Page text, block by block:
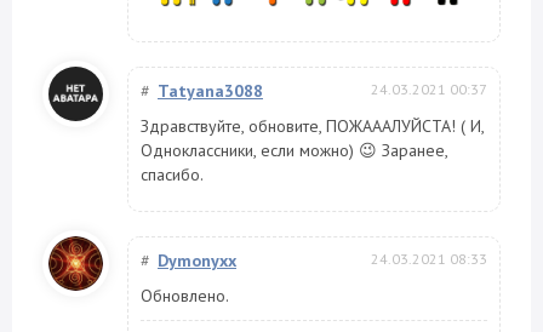
# Tatyana3088 24.03.2021 00:37
Здравствуйте, обновите, ПОЖАААЛУЙСТА! ( И,
Одноклассники, если можно) 😉 Заранее,
спасибо.
# Dymonyxx 24.03.2021 08:33
Обновлено.